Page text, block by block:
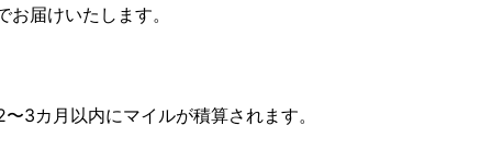
届けいたします。
3カ月以内にマイルが積算されます。